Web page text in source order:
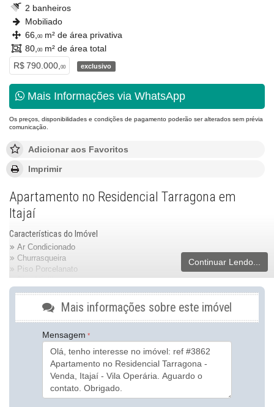
2 banheiros
Mobiliado
66, 00m² de área privativa
80, 00m² de área total
R$ 790.000, 00 exclusivo
Mais Informações via WhatsApp
Os preços, disponibilidades e condições de pagamento poderão ser alterados sem prévia
comunicação.
Adicionar aos Favoritos
Imprimir
Apartamento no Residencial Tarragona em
Itajaí
Características do Imóvel
Ar Condicionado
Churrasqueira
Piso Porcelanato
Piso Vinílico
Vista Livre
Acabamento em Gesso
Móveis Planejados
Fechadura Eletrônica
Vista Panorâmica
Aceita Pet
Área de Serviço
Sacada com Churrasqueira
Sala de Estar
Sala de Jantar
Continuar Lendo...
Mais informações sobre este imóvel
Mensagem